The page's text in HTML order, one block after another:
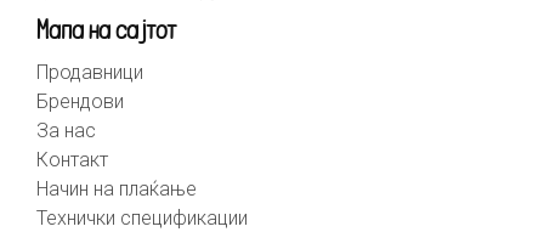
Мапа на сајтот
Продавници
Брендови
За нас
Контакт
Начин на плаќање
Технички спецификации